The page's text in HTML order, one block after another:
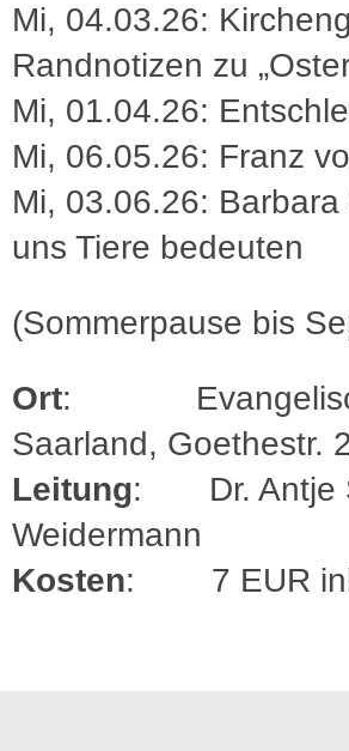
Mi, 04.03.26:
Randnotizen zu
Mi, 01.04.26:
Mi, 06.05.26: Franz
Mi, 03.06.26:
uns Tiere bedeuten
(Sommerpause bis
Ort:
Saarland, Goethestr.
Leitung: Dr. Antje
Weidermann
Kosten: 7 EUR